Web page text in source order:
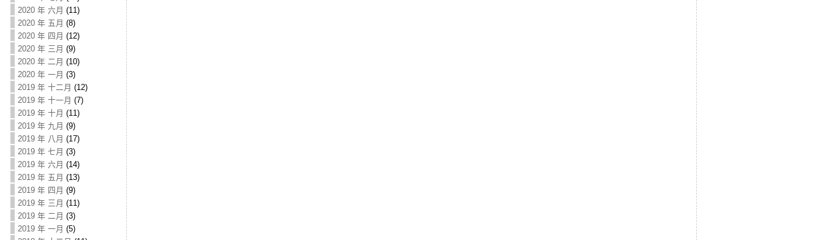
2020 年 六月 (11)
2020 年 五月 (8)
2020 年 四月 (12)
2020 年 三月 (9)
2020 年 二月 (10)
2020 年 一月 (3)
2019 年 十二月 (12)
2019 年 十一月 (7)
2019 年 十月 (11)
2019 年 九月 (9)
2019 年 八月 (17)
2019 年 七月 (3)
2019 年 六月 (14)
2019 年 五月 (13)
2019 年 四月 (9)
2019 年 三月 (11)
2019 年 二月 (3)
2019 年 一月 (5)